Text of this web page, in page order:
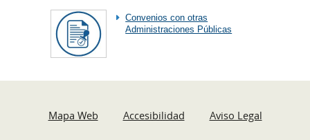
Convenios con otras
Administraciones Públicas
Mapa Web Accesibilidad Aviso Legal